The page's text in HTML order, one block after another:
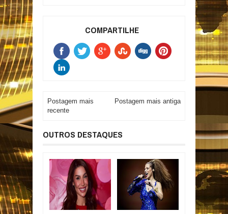
COMPARTILHE
Postagem mais
recente
Postagem mais antiga
OUTROS DESTAQUES